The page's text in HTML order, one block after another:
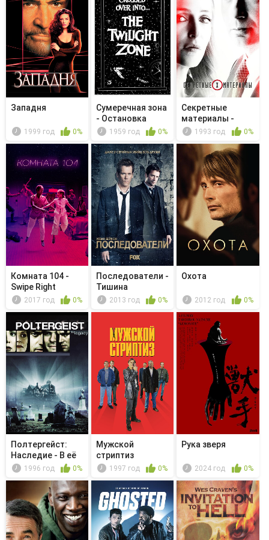
Западня
1999 год 0%
Сумеречная зона
- Остановка
"Уилл...
1959 год 0%
Секретные
материалы -
Неотразимый
1993 год 0%
Комната 104 -
Swipe Right
2017 год 0%
Последователи -
Тишина
2013 год 0%
Охота
2012 год 0%
Полтергейст:
Наследие - В её
сердце в...
1996 год 0%
Мужской
стриптиз
1997 год 0%
Рука зверя
2024 год 0%